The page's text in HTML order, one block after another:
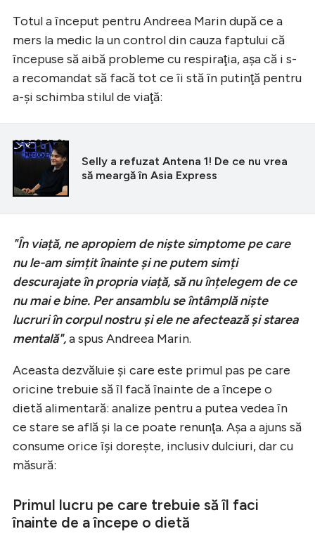
Totul a început pentru Andreea Marin după ce a
mers la medic la un control din cauza faptului că
începuse să aibă probleme cu respiraţia, aşa că i s-
a recomandat să facă tot ce îi stă în putinţă pentru
a-şi schimba stilul de viaţă:
CITEȘTE ȘI
Selly a refuzat Antena 1! De ce nu vrea
să meargă în Asia Express
"În viață, ne apropiem de niște simptome pe care
nu le-am simțit înainte și ne putem simți
descurajate în propria viață, să nu înțelegem de ce
nu mai e bine. Per ansamblu se întâmplă niște
lucruri în corpul nostru și ele ne afectează și starea
mentală",a spus Andreea Marin.
Aceasta dezvăluie şi care este primul pas pe care
oricine trebuie să îl facă înainte de a începe o
dietă alimentară: analize pentru a putea vedea în
ce stare se află şi la ce poate renunţa. Aşa a ajuns să
consume orice îşi doreşte, inclusiv dulciuri, dar cu
măsură:
Primul lucru pe care trebuie să îl faci
înainte de a începe o dietă